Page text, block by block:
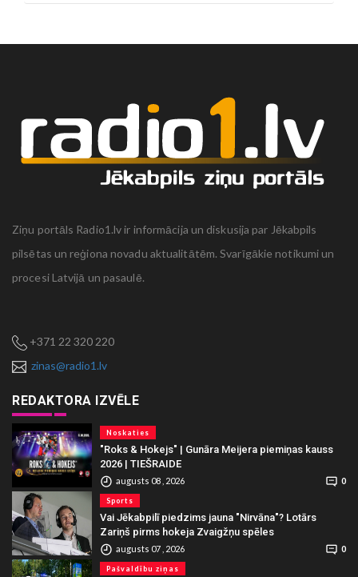
Ziņu portāls Radio1.lv ir informācija un diskusija par Jēkabpils
pilsētas un reģiona novadu aktualitātēm. Svarīgākie notikumi un
procesi Latvijā un pasaulē.
+371 22 320 220
zinas@radio1.lv
REDAKTORA IZVĒLE
Noskaties
"Roks & Hokejs" | Gunāra Meijera piemiņas kauss
2026 | TIEŠRAIDE
augusts 08 , 2026 0
Sports
Vai Jēkabpilī piedzims jauna "Nirvāna"? Lotārs
Zariņš pirms hokeja Zvaigžņu spēles
augusts 07 , 2026 0
Pašvaldību ziņas